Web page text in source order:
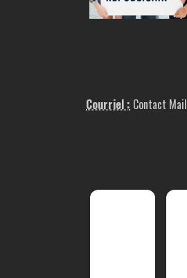
Courriel : Contact Mail